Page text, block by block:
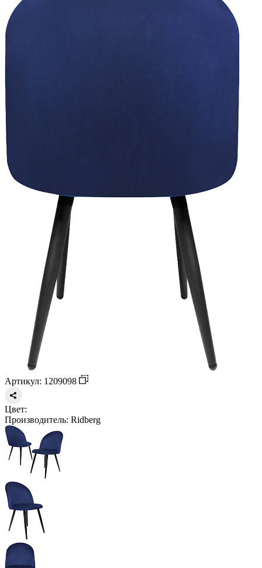
Артикул: 1209098
Цвет:
Производитель: Ridberg